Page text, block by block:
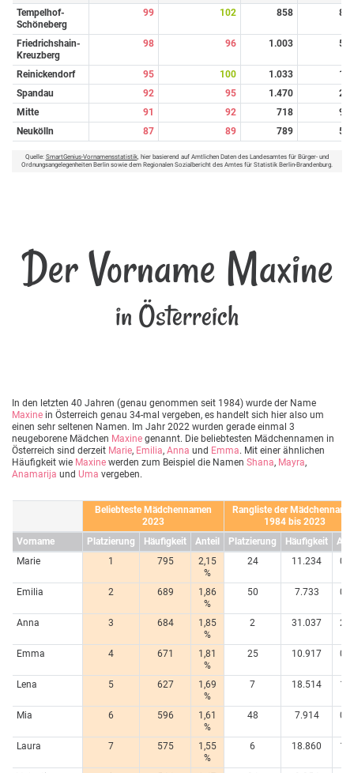
Tempelhof-
Schöneberg
99 102 858 8
Friedrichshain-
Kreuzberg
98 96 1.003 5
Reinickendorf 95 100 1.033
1
Spandau
92 95 1.470
2
Mitte
91 92 718
9
Neukölln
87 89 789 5
Quelle: SmartGenius-Vornamensstatistik, hier basierend auf Amtlichen Daten des Landesamtes für Bürger- und
Ordnungsangelegenheiten Berlin sowie dem Regionalen Sozialbericht des Amtes für Statistik Berlin-Brandenburg.
Der Vorname Maxine
in Österreich
In den letzten 40 Jahren (genau genommen seit 1984) wurde der Name
Maxine in Österreich genau 34-mal vergeben, es handelt sich hier also um
einen sehr seltenen Namen. Im Jahr 2022 wurden gerade einmal 3
neugeborene Mädchen Maxine genannt. Die beliebtesten Mädchennamen in
Österreich sind derzeit Marie, Emilia, Anna und Emma. Mit einer ähnlichen
Häufigkeit wie Maxine werden zum Beispiel die Namen Shana, Mayra,
Anamarija und Uma vergeben.
Beliebteste Mädchennamen
2023
Rangliste der
1984 bis 2023
Vorname
Platzierung Häufigkeit Anteil Platzierung Häufigkeit
Marie
1 795
2,15
%
24 11.234
Emilia
2 689
1,86
%
50 7.733
Anna
3 684
1,85
%
2 31.037
Emma
4 671
1,81
%
25 10.917
Lena
5 627
1,69
%
7 18.514
Mia
6 596
1,61
%
48 7.914
Laura
7 575
1,55
%
6 18.860